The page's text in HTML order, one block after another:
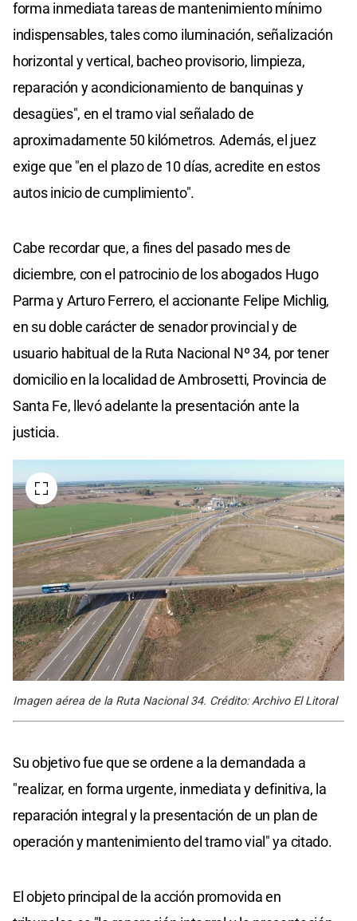
forma inmediata tareas de mantenimiento mínimo
indispensables, tales como iluminación, señalización
horizontal y vertical, bacheo provisorio, limpieza,
reparación y acondicionamiento de banquinas y
desagües", en el tramo vial señalado de
aproximadamente 50 kilómetros. Además, el juez
exige que "en el plazo de 10 días, acredite en estos
autos inicio de cumplimiento".
Cabe recordar que, a fines del pasado mes de
diciembre, con el patrocinio de los abogados Hugo
Parma y Arturo Ferrero, el accionante Felipe Michlig,
en su doble carácter de senador provincial y de
usuario habitual de la Ruta Nacional Nº 34, por tener
domicilio en la localidad de Ambrosetti, Provincia de
Santa Fe, llevó adelante la presentación ante la
justicia.
Imagen aérea de la Ruta Nacional 34. Crédito: Archivo El Litoral
Su objetivo fue que se ordene a la demandada a
"realizar, en forma urgente, inmediata y definitiva, la
reparación integral y la presentación de un plan de
operación y mantenimiento del tramo vial" ya citado.
El objeto principal de la acción promovida en